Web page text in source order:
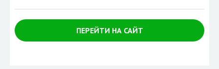
ПЕРЕЙТИ НА САЙТ